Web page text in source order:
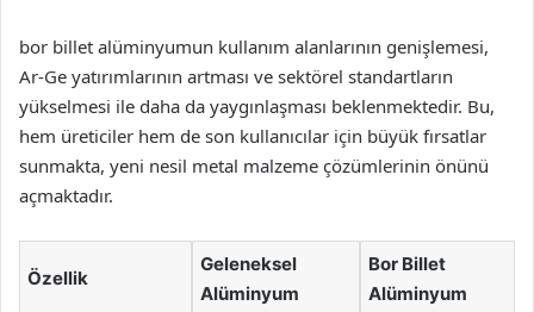
bor billet alüminyumun kullanım alanlarının genişlemesi,
Ar-Ge yatırımlarının artması ve sektörel standartların
yükselmesi ile daha da yaygınlaşması beklenmektedir. Bu,
hem üreticiler hem de son kullanıcılar için büyük fırsatlar
sunmakta, yeni nesil metal malzeme çözümlerinin önünü
açmaktadır.
Özellik
Geleneksel
Alüminyum
Bor Billet
Alüminyum